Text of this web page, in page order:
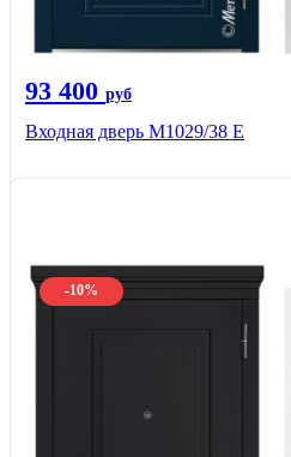
93 400 руб
Входная дверь М1029/38 E
-10%